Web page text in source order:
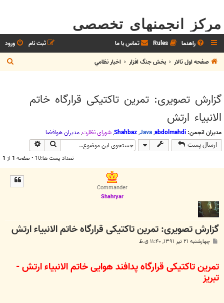
مرکز انجمنهای تخصصی
راهنما Rules تماس با ما ورود
ثبت نام
صفحه اول تالار
بخش جنگ افزار اخبار نظامي
س
گزارش تصویری: تمرین تاکتیکی قرارگاه خاتم
الانبیاء ارتش
مدیران انجمن: abdolmahdi
,
Java
,
Shahbaz
,شوراي نظارت,مديران هوافضا
ارسال پست جستجو
تعداد پست ها:10 • صفحه 1 از 1
Commander
Shahryar
گزارش تصویری: تمرین تاکتیکی قرارگاه خاتم الانبیاء ارتش
س
چهارشنبه ۲۱ تیر ۱۳۹۱, ۱۱:۴۰ ق.ظ
تمرین تاکتیکی قرارگاه پدافند هوایی خاتم الانبیاء ارتش -
تبریز